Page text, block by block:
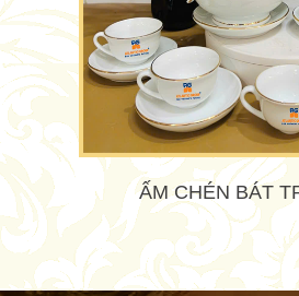
ẤM CHÉN BÁT